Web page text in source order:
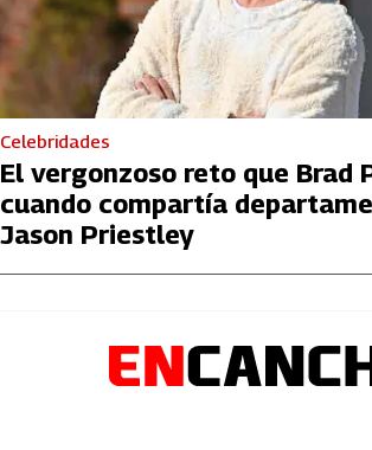
Celebridades
El vergonzoso reto que Brad
cuando compartía
Jason Priestley